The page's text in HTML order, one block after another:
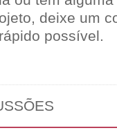
deixe um
possível.